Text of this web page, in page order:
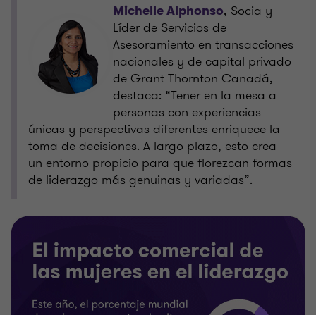
Michelle Alphonso, Socia y
Líder de Servicios de
Asesoramiento en transacciones
nacionales y de capital privado
de Grant Thornton Canadá,
destaca: “Tener en la mesa a
personas con experiencias
únicas y perspectivas diferentes enriquece la
toma de decisiones. A largo plazo, esto crea
un entorno propicio para que florezcan formas
de liderazgo más genuinas y variadas”.